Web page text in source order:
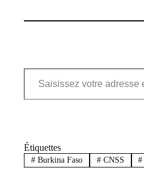
Saisissez votre adresse e-mail…
Étiquettes
#Burkina Faso #CNSS #